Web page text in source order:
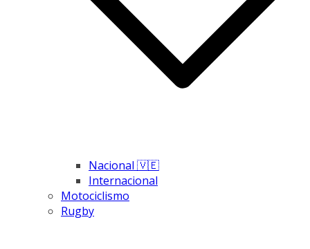
Nacional 🇻🇪
Internacional
Motociclismo
Rugby